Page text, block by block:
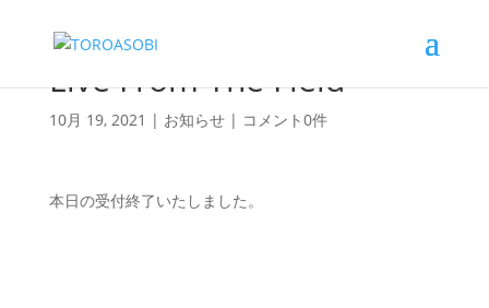
Live From The Field
10月 19, 2021 | お知らせ| コメント0件
本日の受付終了いたしました。